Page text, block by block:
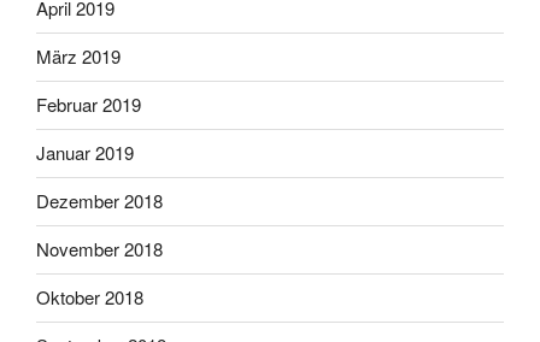
April 2019
März 2019
Februar 2019
Januar 2019
Dezember 2018
November 2018
Oktober 2018